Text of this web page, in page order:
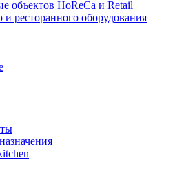
объектов HoReCa и Retail
ресторанного оборудования